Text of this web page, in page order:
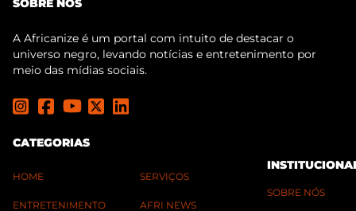
SOBRE NÓS
A Africanize é um portal com intuito de destacar o
universo negro, levando notícias e entretenimento por
meio das mídias sociais.
CATEGORIAS
HOME
ENTRETENIMENTO
SERVIÇOS
AFRI NEWS
SOBRE NÓS